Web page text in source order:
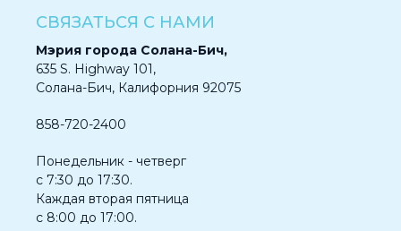
СВЯЗАТЬСЯ С НАМИ
Мэрия города Солана-Бич,
635 S. Highway 101,
Солана-Бич, Калифорния 92075
858-720-2400
Понедельник - четверг
с 7:30 до 17:30.
Каждая вторая пятница
с 8:00 до 17:00.